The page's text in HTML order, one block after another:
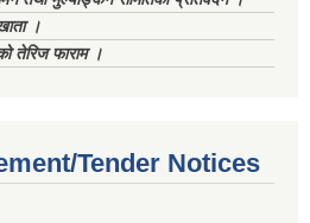
।
तेरिज फाराम ।
Tender Notices